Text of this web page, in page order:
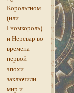
Корольгном
(или
Гномкороль)
и Неревар во
времена
первой
эпохи
заключили
мир и